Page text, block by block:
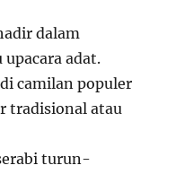
dalam
adat.
camilan populer
tradisional atau
turun-